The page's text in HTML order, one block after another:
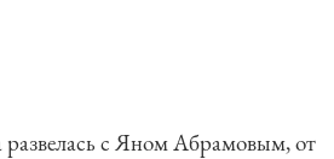
развелась с Яном Абрамовым, от